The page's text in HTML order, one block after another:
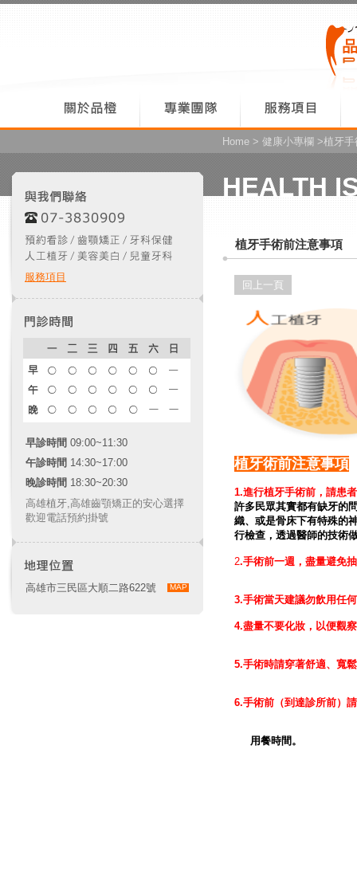
服務項目
早診時間 09:00~11:30
午診時間 14:30~17:00
晚診時間 18:30~20:30
高雄植牙,高雄齒顎矯正的安心選擇
歡迎電話預約掛號
MAP
高雄市三民區大順二路622號
Home > 健康小專欄 >植牙
HEALTH
植牙手術前注意事項
回上一頁
植牙術前注意事項
1.進行植牙手術前，請患
許多民眾其實都有缺牙的
織、或是骨床下有特殊的
行檢查，透過醫師的技術
2.手術前一週，盡量避免
3.手術當天建議勿飲用任
4.盡量不要化妝，以便觀察
5.手術時請穿著舒適、寬
6.手術前（到達診所前）
用餐時間。